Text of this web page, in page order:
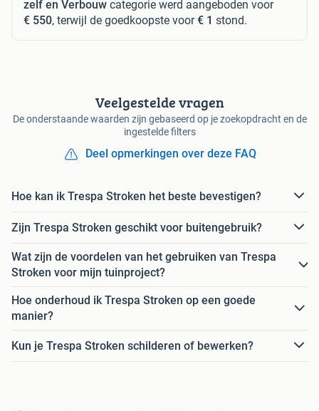
zelf en Verbouw categorie werd aangeboden voor
€ 550, terwijl de goedkoopste voor€ 1 stond.
Veelgestelde vragen
De onderstaande waarden zijn gebaseerd op je zoekopdracht en de
ingestelde filters
Deel opmerkingen over deze FAQ
Hoe kan ik Trespa Stroken het beste bevestigen?
Zijn Trespa Stroken geschikt voor buitengebruik?
Wat zijn de voordelen van het gebruiken van Trespa
Stroken voor mijn tuinproject?
Hoe onderhoud ik Trespa Stroken op een goede
manier?
Kun je Trespa Stroken schilderen of bewerken?